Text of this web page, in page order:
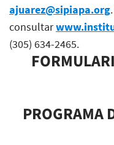
ajuarez@sipiapa.org
consultar
(305) 634-2465.
PROGRAMA